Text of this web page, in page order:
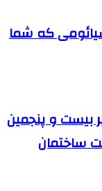
که شما
بیست و پنجمین
ساختمان